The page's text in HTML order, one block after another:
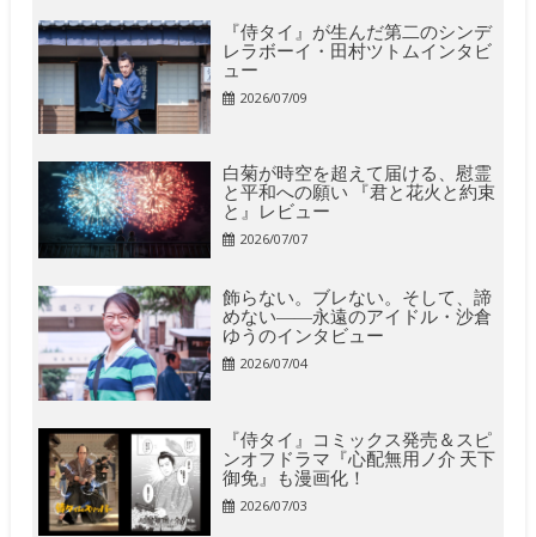
『侍タイ』が生んだ第二のシンデ
レラボーイ・田村ツトムインタビ
ュー
2026/07/09
白菊が時空を超えて届ける、慰霊
と平和への願い 『君と花火と約束
と』レビュー
2026/07/07
飾らない。ブレない。そして、諦
めない――永遠のアイドル・沙倉
ゆうのインタビュー
2026/07/04
『侍タイ』コミックス発売＆スピ
ンオフドラマ『心配無用ノ介 天下
御免』も漫画化！
2026/07/03